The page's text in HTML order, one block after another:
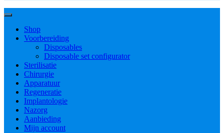
Shop
Voorbereiding
Disposables
Disposable set configurator
Sterilisatie
Chirurgie
Apparatuur
Regeneratie
Implantologie
Nazorg
Aanbieding
Mijn account